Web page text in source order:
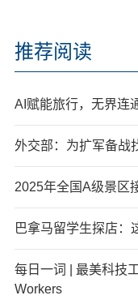
推荐阅读
AI赋能旅行，无界连
外交部：为扩军备战
2025年全国A级景区
巴拿马留学生探店：
每日一词 | 最美科技
Workers